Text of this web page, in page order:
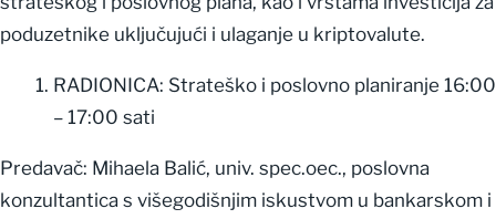
poduzetnike uključujući i ulaganje u kriptovalute.
RADIONICA: Strateško i poslovno planiranje 16:00
– 17:00 sati
Predavač: Mihaela Balić, univ. spec.oec., poslovna
konzultantica s višegodišnjim iskustvom u bankarskom i